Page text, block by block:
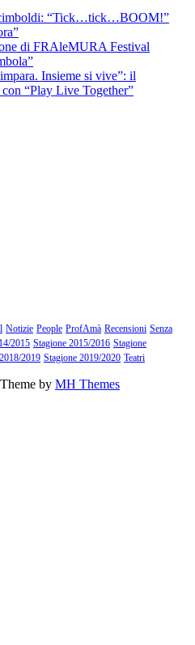
“Tick…tick…BOOM!”
di FRAleMURA Festival
Insieme si vive”: il
“Play Live Together”
Notizie People ProfAmà Recensioni Senza
2015 Stagione 2015/2016 Stagione
2019 Stagione 2019/2020 Teatri
by MH Themes